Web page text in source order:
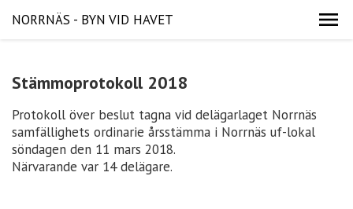
NORRNÄS - BYN VID HAVET
Stämmoprotokoll 2018
Protokoll över beslut tagna vid delägarlaget Norrnäs
samfällighets ordinarie årsstämma i Norrnäs uf-lokal
söndagen den 11 mars 2018.
Närvarande var 14 delägare.